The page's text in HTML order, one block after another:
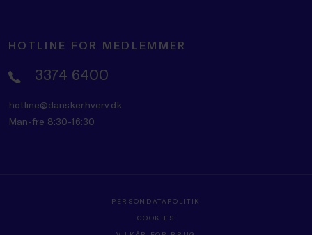
HOTLINE FOR MEDLEMMER
3374 6400
hotline@danskerhverv.dk
Man-fre 8:30-16:30
PERSONDATAPOLITIK
COOKIES